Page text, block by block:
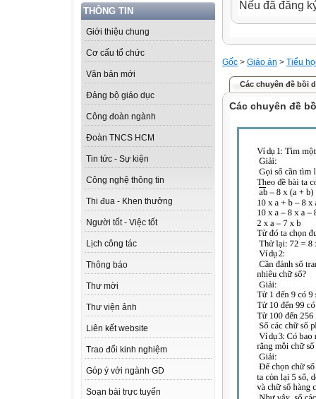
THÔNG TIN
Giới thiệu chung
Cơ cấu tổ chức
Văn bản mới
Đảng bộ giáo dục
Công đoàn ngành
Đoàn TNCS HCM
Tin tức - Sự kiện
Công nghệ thông tin
Thi đua - Khen thưởng
Người tốt - Việc tốt
Lịch công tác
Thông báo
Thư mời
Thư viện ảnh
Liên kết website
Trao đổi kinh nghiệm
Góp ý với ngành GD
Soạn bài trực tuyến
Nếu đã đăng
Gốc > Giáo án > Tiểu
Các chuyên đề bồi
Các chuyên đề